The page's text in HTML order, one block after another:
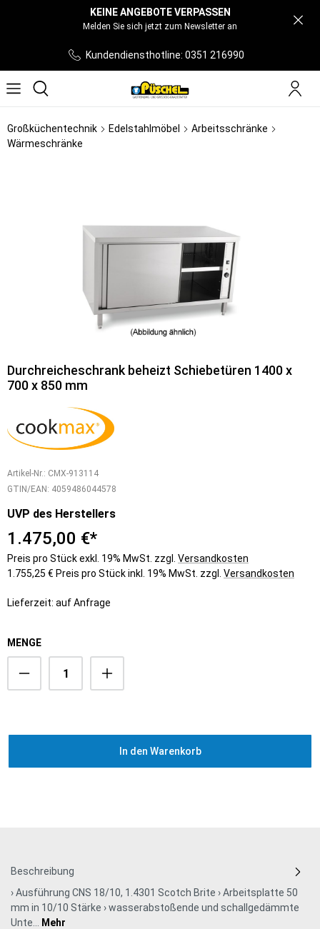
KEINE ANGEBOTE VERPASSEN
Melden Sie sich jetzt zum Newsletter an
Kundendiensthotline: 0351 216990
Großküchentechnik Edelstahlmöbel
Arbeitsschränke
Wärmeschränke
Durchreicheschrank beheizt Schiebetüren 1400 x
700 x 850 mm
Artikel-Nr.: CMX-913114
GTIN/EAN: 4059486044578
UVP des Herstellers
1.475,00 €*
Preis pro Stück exkl. 19% MwSt. zzgl. Versandkosten
1.755,25 € Preis pro Stück inkl. 19% MwSt. zzgl. Versandkosten
Lieferzeit: auf Anfrage
MENGE
In den Warenkorb
Beschreibung
› Ausführung CNS 18/10, 1.4301 Scotch Brite › Arbeitsplatte 50
mm in 10/10 Stärke › wasserabstoßende und schallgedämmte
Unte… Mehr